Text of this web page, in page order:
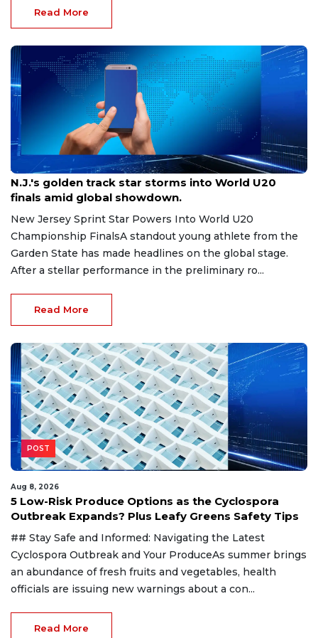
Read More
Aug 8, 2026
N.J.'s golden track star storms into World U20
finals amid global showdown.
New Jersey Sprint Star Powers Into World U20
Championship FinalsA standout young athlete from the
Garden State has made headlines on the global stage.
After a stellar performance in the preliminary ro...
Read More
POST
Aug 8, 2026
5 Low-Risk Produce Options as the Cyclospora
Outbreak Expands? Plus Leafy Greens Safety Tips
## Stay Safe and Informed: Navigating the Latest
Cyclospora Outbreak and Your ProduceAs summer brings
an abundance of fresh fruits and vegetables, health
officials are issuing new warnings about a con...
Read More